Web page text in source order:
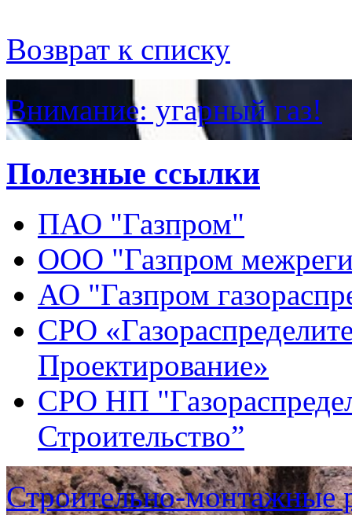
Возврат к списку
Внимание: угарный газ!
Полезные ссылки
ПАО "Газпром"
ООО "Газпром
АО "Газпром
СРО
Проектирование»
СРО НП
Строительство”
Строительно-монтажные